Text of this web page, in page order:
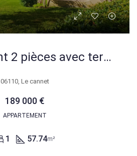
Appartement 2 pièces avec terrasse et garage au Cannet – Prix compétitif
06110, Le cannet
189 000 €
APPARTEMENT
1 57.74m²